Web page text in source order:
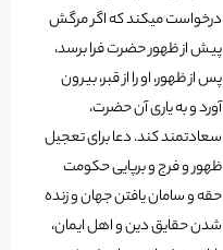
درخواست می‏کند که اگر مرگش
پیش از ظهور حضرت فرا برسد،
پس از ظهور، او را از قبر، بیرون
آورد و به یاری آن حضرت،
سعادتمند کند. دعا برای تعجیل
ظهور و فرج و برپایی حکومت
حقه و سامان یافتن جهان و زنده
شدن حقایق دین و اهل ایمان،